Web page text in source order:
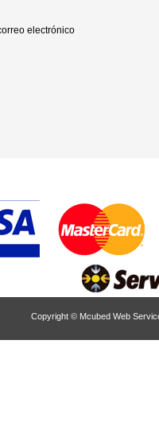
electrónico
Copyright © Mcubed Web